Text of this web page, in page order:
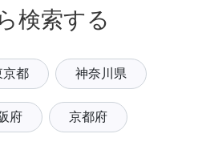
検索する
京都 神奈川県
府 京都府